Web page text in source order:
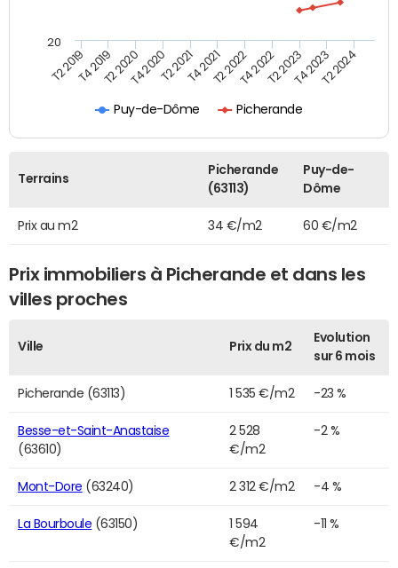
Puy-de-Dôme Picherande
T2 2019T4 2019T2 2020T4 2020T2 2021T4 2021T2 2022T4 2022T2 2023T4 2023T2 2024
20
Terrains
Picherande
(63113)
Puy-de-
Dôme
Prix au m2 34 €/m2 60 €/m2
Prix immobiliers à Picherande et dans les
villes proches
Ville Prix du m2
Evolution
sur 6 mois
Picherande (63113) 1 535 €/m2 -23 %
Besse-et-Saint-Anastaise
(63610)
2 528
€/m2
-2 %
Mont-Dore (63240) 2 312 €/m2 -4 %
La Bourboule (63150)
1 594
€/m2
-11 %